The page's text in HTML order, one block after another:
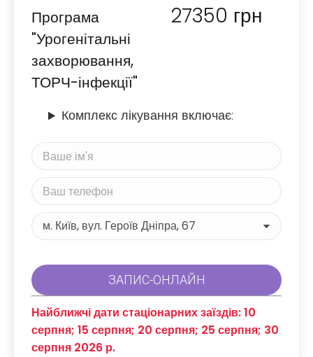
Програма
"Урогенітальні
захворювання,
ТОРЧ-інфекції"
27350 грн
Комплекс лікування включає:
Найближчі дати стаціонарних заїздів: 10
серпня; 15 серпня; 20 серпня; 25 серпня; 30
серпня 2026 р.